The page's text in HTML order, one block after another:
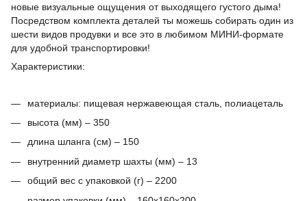
новые визуальные ощущения от выходящего густого дыма!
Посредством комплекта деталей ты можешь собирать один из
шести видов продувки и все это в любимом МИНИ-формате
для удобной транспортировки!
Характеристики:
материалы: пищевая нержавеющая сталь, полиацеталь
высота (мм) – 350
длина шланга (см) – 150
внутренний диаметр шахты (мм) – 13
общий вес с упаковкой (г) – 2200